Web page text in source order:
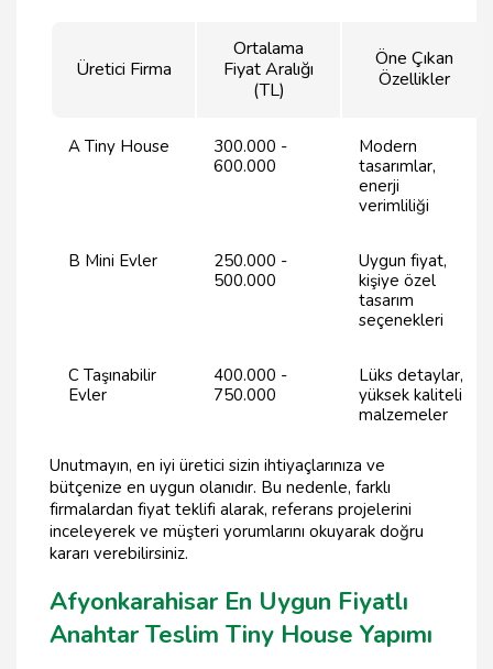
Üretici Firma
Ortalama
Fiyat Aralığı
(TL)
Öne Çıkan
Özellikler
A Tiny House
300.000 -
600.000
Modern
tasarımlar,
enerji
verimliliği
B Mini Evler
250.000 -
500.000
Uygun fiyat,
kişiye özel
tasarım
seçenekleri
C Taşınabilir
Evler
400.000 -
750.000
Lüks detaylar,
yüksek kaliteli
malzemeler
Unutmayın, en iyi üretici sizin ihtiyaçlarınıza ve
bütçenize en uygun olanıdır. Bu nedenle, farklı
firmalardan fiyat teklifi alarak, referans projelerini
inceleyerek ve müşteri yorumlarını okuyarak doğru
kararı verebilirsiniz.
Afyonkarahisar En Uygun Fiyatlı
Anahtar Teslim Tiny House Yapımı